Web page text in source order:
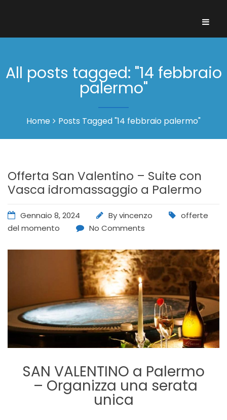
All posts tagged: "14 febbraio
palermo"
Home Posts Tagged "14 febbraio palermo"
Offerta San Valentino – Suite con
Vasca idromassaggio a Palermo
Gennaio 8, 2024 Byvincenzo
offerte
del momento
No Comments
SAN VALENTINO a Palermo
– Organizza una serata
unica